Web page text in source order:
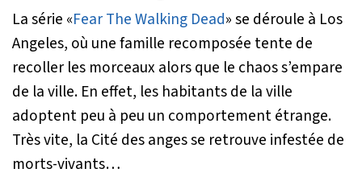
La série «Fear The Walking Dead» se déroule à Los
Angeles, où une famille recomposée tente de
recoller les morceaux alors que le chaos s’empare
de la ville. En effet, les habitants de la ville
adoptent peu à peu un comportement étrange.
Très vite, la Cité des anges se retrouve infestée de
morts-vivants…